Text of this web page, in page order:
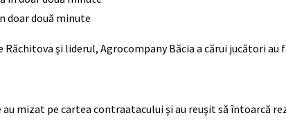
doar două minute
şi liderul, Agrocompany Băcia a cărui jucători
mizat pe cartea contraatacului şi au reuşit să întoarcă